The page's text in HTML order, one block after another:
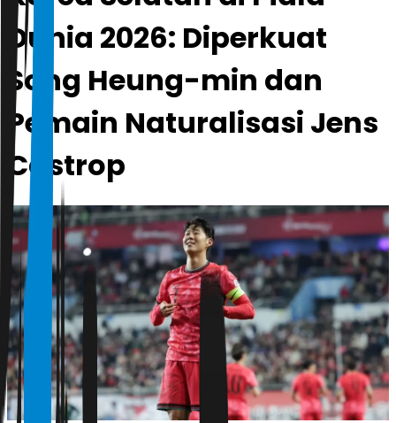
Dunia 2026: Diperkuat
Song Heung-min dan
Pemain Naturalisasi Jens
Castrop